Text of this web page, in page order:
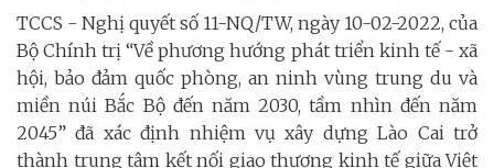
TCCS - Nghị quyết số 11-NQ/TW, ngày 10-02-2022, của
Bộ Chính trị “Về phương hướng phát triển kinh tế - xã
hội, bảo đảm quốc phòng, an ninh vùng trung du và
miền núi Bắc Bộ đến năm 2030, tầm nhìn đến năm
2045” đã xác định nhiệm vụ xây dựng Lào Cai trở
thành trung tâm kết nối giao thương kinh tế giữa Việt